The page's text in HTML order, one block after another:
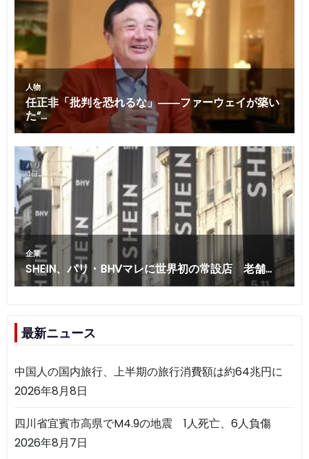
最新ニュース
中国人の国内旅行、上半期の旅行消費額は約64兆円に
2026年8月8日
四川省宜賓市高県でM4.9の地震 1人死亡、6人負傷
2026年8月7日